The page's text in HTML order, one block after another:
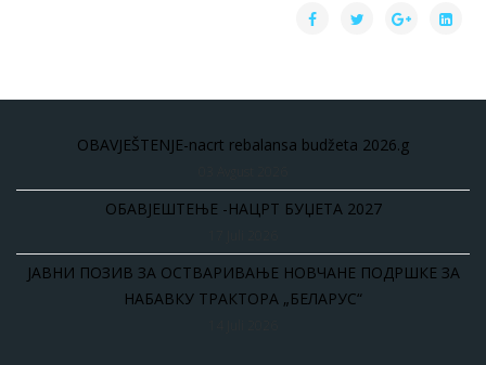
OBAVJEŠTENJE-nacrt rebalansa budžeta 2026.g
ОБАВЈЕШТЕЊЕ -НАЦРТ БУЏЕТА 2027
ЈАВНИ ПОЗИВ ЗА ОСТВАРИВАЊЕ НОВЧАНЕ ПОДРШКЕ ЗА
НАБАВКУ ТРАКТОРА „БЕЛАРУС“